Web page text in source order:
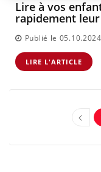
Lire à vos
rapidement
Publié le 05.10.2024
LIRE L'ARTICLE